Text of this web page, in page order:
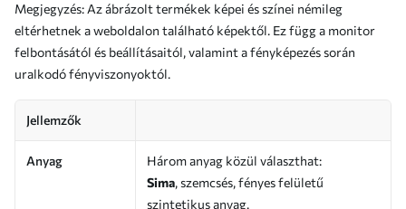
Megjegyzés: Az ábrázolt termékek képei és színei némileg
eltérhetnek a weboldalon található képektől. Ez függ a monitor
felbontásától és beállításaitól, valamint a fényképezés során
uralkodó fényviszonyoktól.
Jellemzők
Anyag
Három anyag közül választhat:
Sima, szemcsés, fényes felületű
szintetikus anyag.